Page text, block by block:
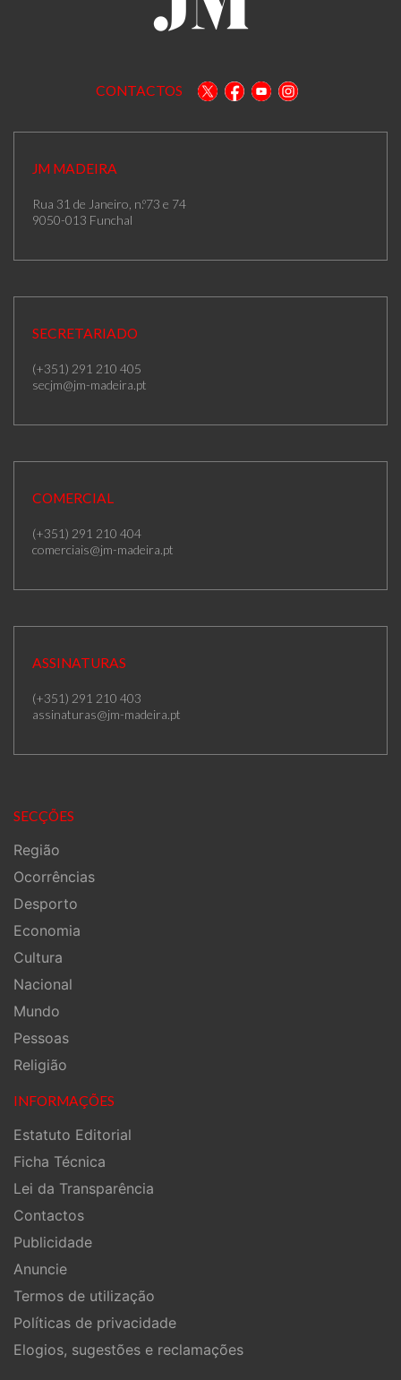
CONTACTOS
JM MADEIRA
Rua 31 de Janeiro, n.º73 e 74
9050-013 Funchal
SECRETARIADO
(+351) 291 210 405
secjm@jm-madeira.pt
COMERCIAL
(+351) 291 210 404
comerciais@jm-madeira.pt
ASSINATURAS
(+351) 291 210 403
assinaturas@jm-madeira.pt
SECÇÕES
Região
Ocorrências
Desporto
Economia
Cultura
Nacional
Mundo
Pessoas
Religião
INFORMAÇÕES
Estatuto Editorial
Ficha Técnica
Lei da Transparência
Contactos
Publicidade
Anuncie
Termos de utilização
Políticas de privacidade
Elogios, sugestões e reclamações